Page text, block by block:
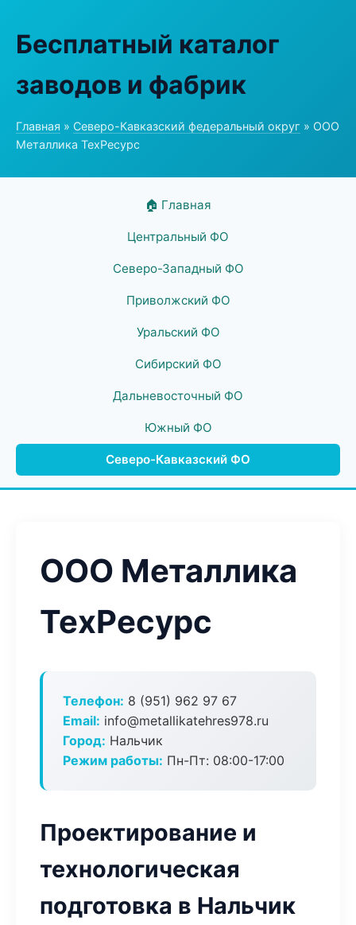
Бесплатный каталог
заводов и фабрик
Главная » Северо-Кавказский федеральный округ » ООО
Металлика ТехРесурс
🏠 Главная
Центральный ФО
Северо-Западный ФО
Приволжский ФО
Уральский ФО
Сибирский ФО
Дальневосточный ФО
Южный ФО
Северо-Кавказский ФО
ООО Металлика
ТехРесурс
Телефон: 8 (951) 962 97 67
Email: info@metallikatehres978.ru
Город: Нальчик
Режим работы: Пн-Пт: 08:00-17:00
Проектирование и
технологическая
подготовка в Нальчик